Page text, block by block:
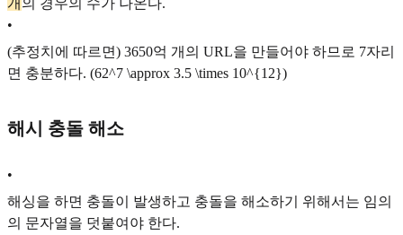
•
(추정치에 따르면) 3650억 개의 URL을 만들어야 하므로 7자리
면 충분하다. (62^7 \approx 3.5 \times 10^{12})
해시 충돌 해소
•
해싱을 하면 충돌이 발생하고 충돌을 해소하기 위해서는 임의
의 문자열을 덧붙여야 한다.